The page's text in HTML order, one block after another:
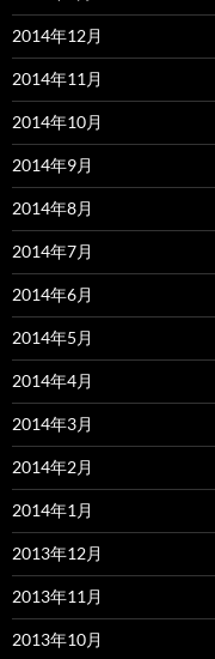
2014年12月
2014年11月
2014年10月
2014年9月
2014年8月
2014年7月
2014年6月
2014年5月
2014年4月
2014年3月
2014年2月
2014年1月
2013年12月
2013年11月
2013年10月